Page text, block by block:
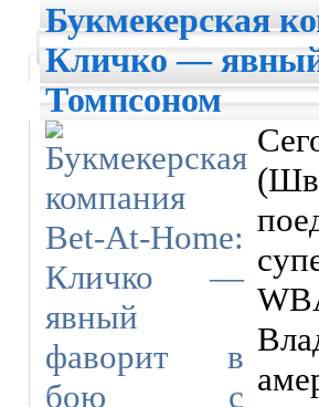
Букмекерская
Кличко —
Томпсоном